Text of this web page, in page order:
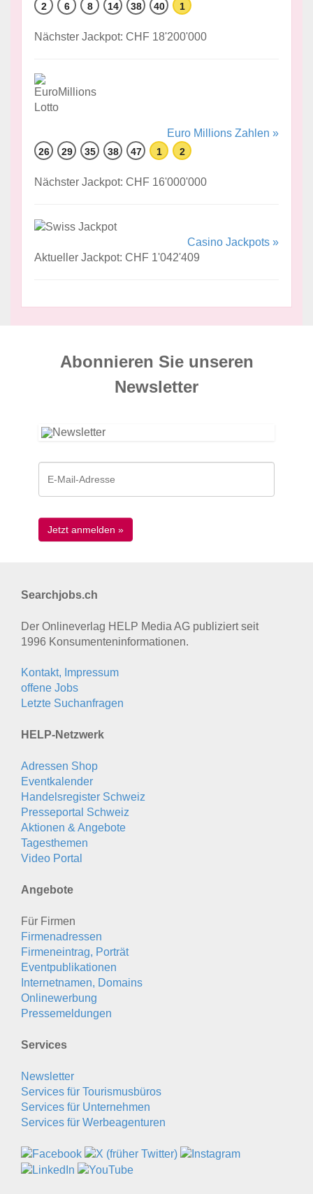
2 6 8 14 38 40 1
Nächster Jackpot: CHF 18'200'000
Euro Millions Zahlen »
26 29 35 38 47 1 2
Nächster Jackpot: CHF 16'000'000
Casino Jackpots »
Aktueller Jackpot: CHF 1'042'409
Abonnieren Sie unseren
News­letter
Searchjobs.ch
Der Onlineverlag HELP Media AG publiziert seit
1996 Konsumenten­informationen.
Kontakt, Impressum
offene Jobs
Letzte Suchanfragen
HELP-Netzwerk
Adressen Shop
Eventkalender
Handelsregister Schweiz
Presseportal Schweiz
Aktionen & Angebote
Tagesthemen
Video Portal
Angebote
Für Firmen
Firmenadressen
Firmeneintrag, Porträt
Eventpublikationen
Internetnamen, Domains
Onlinewerbung
Pressemeldungen
Services
Newsletter
Services für Tourismusbüros
Services für Unternehmen
Services für Werbeagenturen